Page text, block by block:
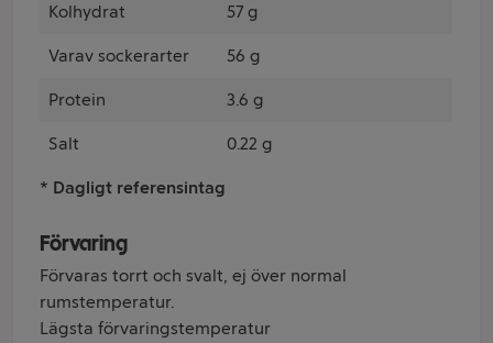
Kolhydrat 57 g
Varav sockerarter 56 g
Protein 3.6 g
Salt 0.22 g
* Dagligt referensintag
Förvaring
Förvaras torrt och svalt, ej över normal
rumstemperatur.
Lägsta förvaringstemperatur